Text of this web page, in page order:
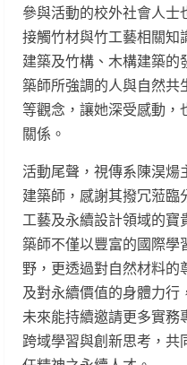
參與活動的校外社會人士
接觸竹材與竹工藝相關知
建築及竹構、木構建築的
築師所強調的人與自然共
等觀念，讓她深受感動，
關係。
活動尾聲，視傳系陳淏
建築師，感謝其撥冗蒞
工藝及永續設計領域的寶
築師不僅以豐富的國際學
野，更透過對自然材料
及對永續價值的身體力
未來能持續邀請更多實務
跨域學習與創新思考，共